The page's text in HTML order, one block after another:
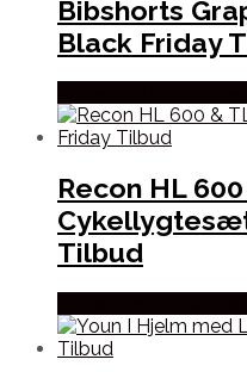
Bibshorts
Black Friday
Recon HL
Tilbud